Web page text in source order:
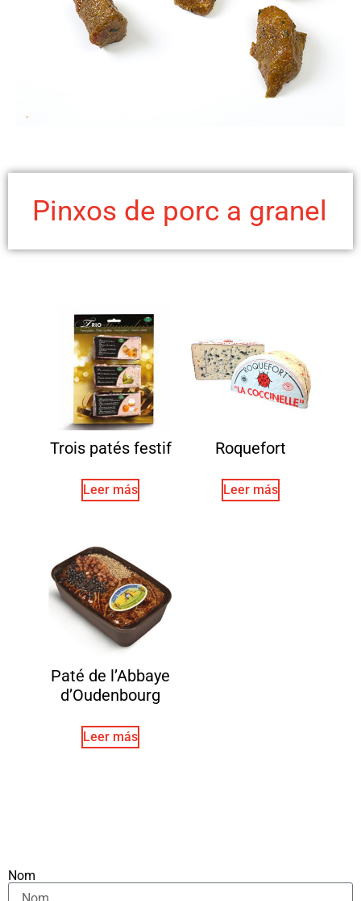
Pinxos de porc a granel
Trois patés festif
Leer más
Roquefort
Leer más
Paté de l’Abbaye
d’Oudenbourg
Leer más
Nom